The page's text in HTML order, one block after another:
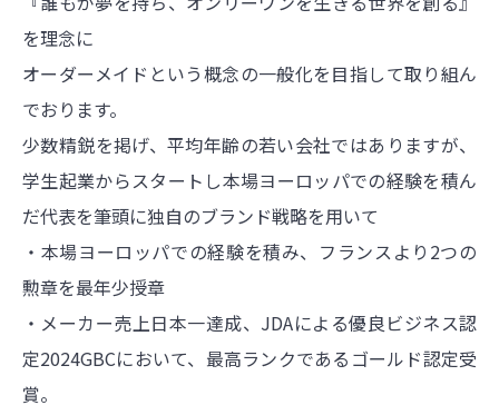
を理念に
オーダーメイドという概念の一般化を目指して取り組ん
でおります。
少数精鋭を掲げ、平均年齢の若い会社ではありますが、
学生起業からスタートし本場ヨーロッパでの経験を積ん
だ代表を筆頭に独自のブランド戦略を用いて
・本場ヨーロッパでの経験を積み、フランスより2つの
勲章を最年少授章
・メーカー売上日本一達成、 JDAによる優良ビジネス認
定2024GBCにおいて、最高ランクであるゴールド認定受
賞。